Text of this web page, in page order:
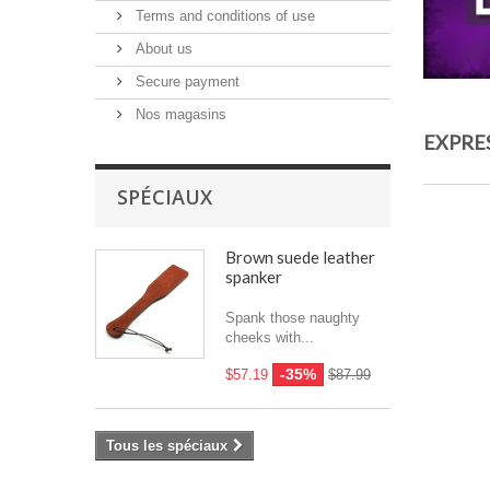
Terms and conditions of use
About us
Secure payment
Nos magasins
SPÉCIAUX
Brown suede leather
spanker
Spank those naughty
cheeks with...
$57.19 -35% $87.99
Tous les spéciaux